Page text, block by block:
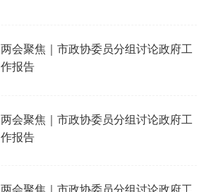
两会聚焦｜市政协委员分组讨论政府工
作报告
两会聚焦｜市政协委员分组讨论政府工
作报告